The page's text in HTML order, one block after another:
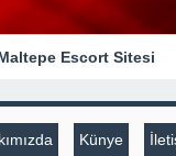
Escort Sitesi
Künye